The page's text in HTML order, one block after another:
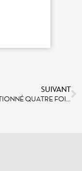
SUIVANT
DISNEYLAND PARIS REMPORTE LES EUROPEAN STAR AWARDS ET EST SÉLECTIONNÉ QUATRE FOIS AUX PARK WORLD EXCELLENCE AWARDS